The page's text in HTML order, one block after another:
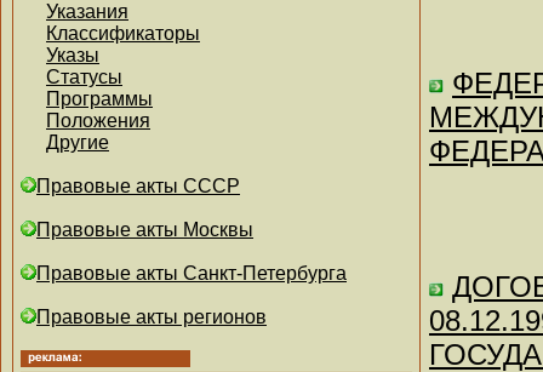
Указания
Классификаторы
Указы
Статусы
Программы
Положения
Другие
Правовые акты СССР
Правовые акты Москвы
Правовые акты Санкт-Петербурга
Правовые акты регионов